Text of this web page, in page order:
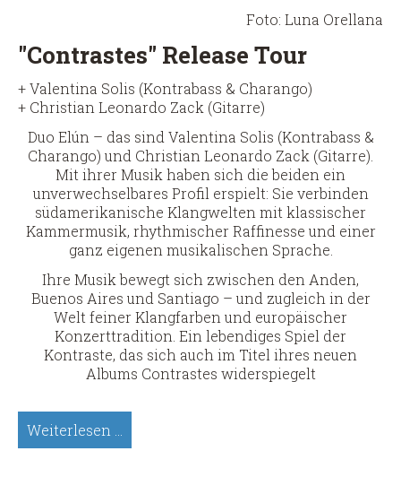
Foto: Luna Orellana
"Contrastes" Release Tour
+ Valentina Solis (Kontrabass & Charango)
+ Christian Leonardo Zack (Gitarre)
Duo Elún – das sind Valentina Solis (Kontrabass &
Charango) und Christian Leonardo Zack (Gitarre).
Mit ihrer Musik haben sich die beiden ein
unverwechselbares Profil erspielt: Sie verbinden
südamerikanische Klangwelten mit klassischer
Kammermusik, rhythmischer Raffinesse und einer
ganz eigenen musikalischen Sprache.
Ihre Musik bewegt sich zwischen den Anden,
Buenos Aires und Santiago – und zugleich in der
Welt feiner Klangfarben und europäischer
Konzerttradition. Ein lebendiges Spiel der
Kontraste, das sich auch im Titel ihres neuen
Albums Contrastes widerspiegelt
Weiterlesen …
Duo
Elún